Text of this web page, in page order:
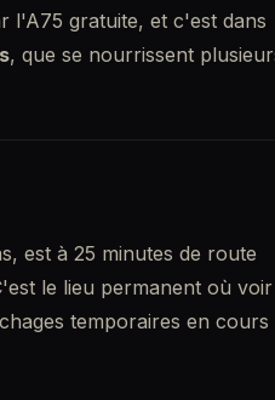
l'A75 gratuite, et c'est dans
, que se nourrissent
est à 25 minutes de route
le lieu permanent où voir
temporaires en cours